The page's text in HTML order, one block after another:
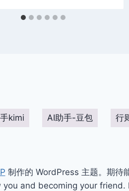
kimi AI助手-豆包 行
制作的 WordPress 主题。期待
and becoming your